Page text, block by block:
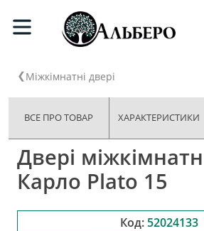
Міжкімнатні двері
ВСЕ ПРО ТОВАР ХАРАКТЕРИСТИКИ
Двері
Карло Plato 15
Код: 52024133